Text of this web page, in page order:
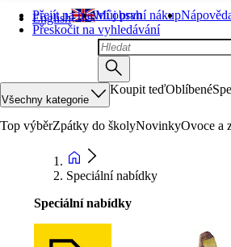
Přejít na hlavní obsah
Přeskočit na vyhledávání
English Můj první nákup
Všechny kategorie
Koupit teďOblíbené
Top výběrZpátky do školyNovinkyOvoce a
Speciální nabídky
Speciální nabídky